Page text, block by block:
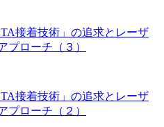
接着技術」の追求とレーザ
プローチ（３）
接着技術」の追求とレーザ
プローチ（２）